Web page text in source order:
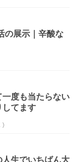
の展示｜辛酸な
一度も当たらない
してます
)
生でいちばん大